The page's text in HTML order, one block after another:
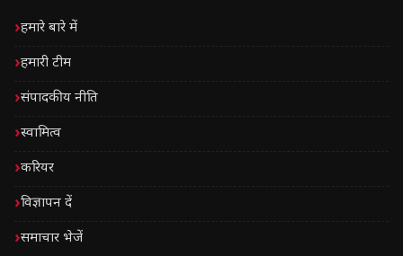
हमारे बारे में
हमारी टीम
संपादकीय नीति
स्वामित्व
करियर
विज्ञापन दें
समाचार भेजें